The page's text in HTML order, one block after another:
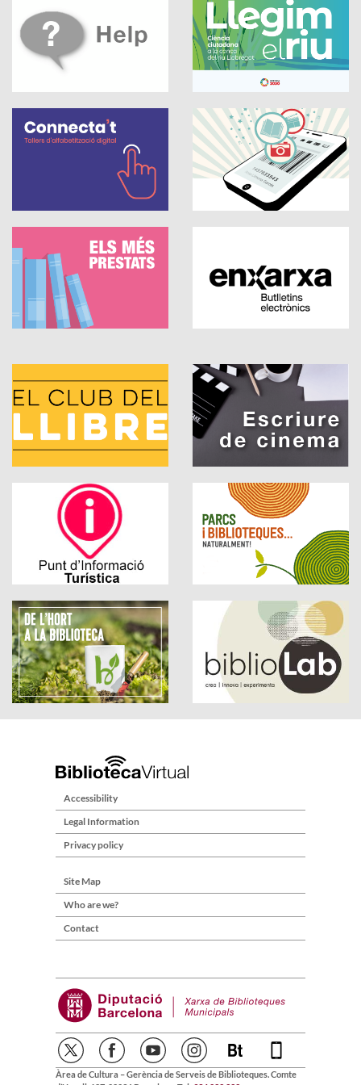
Accessibility
Legal Information
Privacy policy
Site Map
Who are we?
Contact
Àrea de Cultura – Gerència de Serveis de Biblioteques. Comte